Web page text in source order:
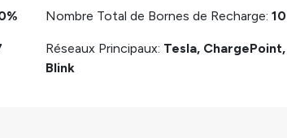
Nombre Total de Bornes de Recharge: 10
Réseaux Principaux: Tesla, ChargePoint,
Blink